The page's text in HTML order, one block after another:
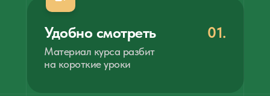
Материал курса разбит
на короткие уроки
01.
Удобно смотреть